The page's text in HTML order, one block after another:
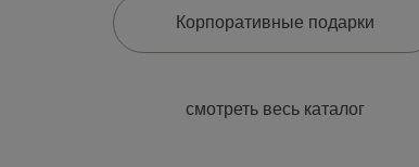
Корпоративные подарки
смотреть весь каталог